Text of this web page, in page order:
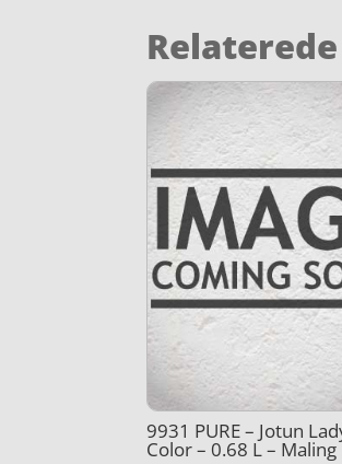
9931 PURE – Jotun
Color – 0.68 L – Maling